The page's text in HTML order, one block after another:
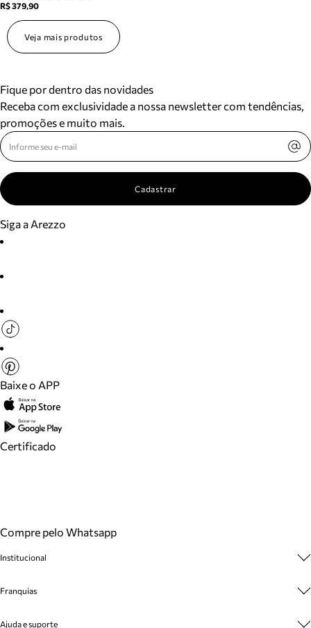
R$ 379,90
Veja mais produtos
Fique por dentro das novidades
Receba com exclusividade a nossa newsletter com tendências,
promoções e muito mais.
Cadastrar
Siga a Arezzo
Baixe o APP
Certificado
Compre pelo Whatsapp
Institucional
Cashback
Franquias
Ajuda e suporte